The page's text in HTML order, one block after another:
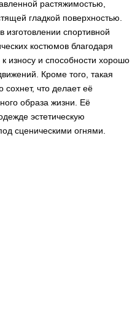
растяжимостью,
гладкой поверхностью.
спортивной
костюмов благодаря
износу и способности хорошо
Кроме того, такая
сохнет, что делает её
образа жизни. Её
эстетическую
сценическими огнями.